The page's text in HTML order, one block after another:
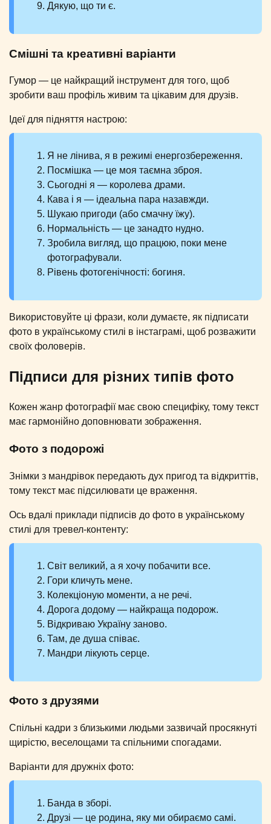
Дякую, що ти є.
Смішні та креативні варіанти
Гумор — це найкращий інструмент для того, щоб
зробити ваш профіль живим та цікавим для друзів.
Ідеї для підняття настрою:
Я не лінива, я в режимі енергозбереження.
Посмішка — це моя таємна зброя.
Сьогодні я — королева драми.
Кава і я — ідеальна пара назавжди.
Шукаю пригоди (або смачну їжу).
Нормальність — це занадто нудно.
Зробила вигляд, що працюю, поки мене
фотографували.
Рівень фотогенічності: богиня.
Використовуйте ці фрази, коли думаєте, як підписати
фото в українському стилі в інстаграмі, щоб розважити
своїх фоловерів.
Підписи для різних типів фото
Кожен жанр фотографії має свою специфіку, тому текст
має гармонійно доповнювати зображення.
Фото з подорожі
Знімки з мандрівок передають дух пригод та відкриттів,
тому текст має підсилювати це враження.
Ось вдалі приклади підписів до фото в українському
стилі для тревел-контенту:
Світ великий, а я хочу побачити все.
Гори кличуть мене.
Колекціоную моменти, а не речі.
Дорога додому — найкраща подорож.
Відкриваю Україну заново.
Там, де душа співає.
Мандри лікують серце.
Фото з друзями
Спільні кадри з близькими людьми зазвичай просякнуті
щирістю, веселощами та спільними спогадами.
Варіанти для дружніх фото:
Банда в зборі.
Друзі — це родина, яку ми обираємо самі.